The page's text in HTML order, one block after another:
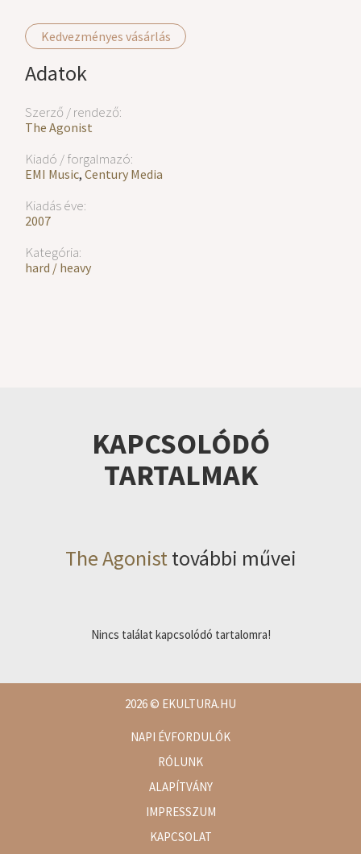
Kedvezményes vásárlás
Adatok
Szerző / rendező:
The Agonist
Kiadó / forgalmazó:
EMI Music,Century Media
Kiadás éve:
2007
Kategória:
hard / heavy
KAPCSOLÓDÓ
TARTALMAK
The Agonisttovábbi művei
Nincs találat kapcsolódó tartalomra!
2026© EKULTURA.HU
NAPI ÉVFORDULÓK
RÓLUNK
ALAPÍTVÁNY
IMPRESSZUM
KAPCSOLAT